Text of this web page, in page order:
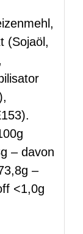
(Sojaöl,
– davon
–
<1,0g